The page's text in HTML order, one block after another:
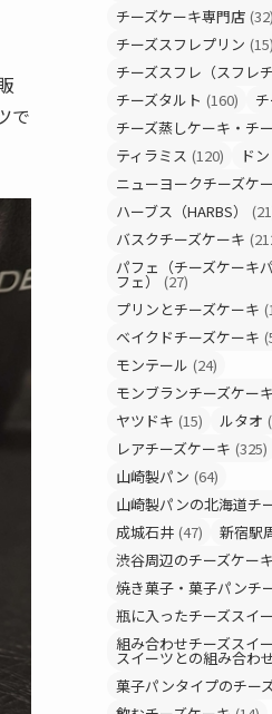
で
チーズケーキ専門店 (32)
チーズスフレプリン (15)
チーズスフレ（スフレ
チーズタルト (160)
チーズ蒸しケーキ・チ
ティラミス (120) ド
ニューヨークチーズケ
ハーブス（HARBS）
バスクチーズケーキ
パフェ（チーズケーキ
フェ） (27)
プリンとチーズケーキ
ベイクドチーズケーキ
モンテール (24)
モンブランチーズケー
ヤツドキ (15) ルタオ
レアチーズケーキ (325)
山崎製パン (64)
山崎製パンの北海道チ
成城石井 (47) 新宿駅
渋谷周辺のチーズケーキ
焼き菓子・菓子パンチ
瓶に入ったチーズスイ
組み合わせチーズスイ
スイーツとの組み合わせ
菓子パンタイプのチー